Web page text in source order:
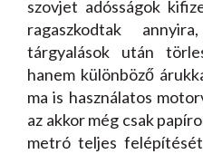
szovjet adósságok
ragaszkodtak
tárgyalások után
hanem különböző
ma is használatos
az akkor még csak
metró teljes